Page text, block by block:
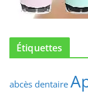
Étiquettes
abcès dentaire